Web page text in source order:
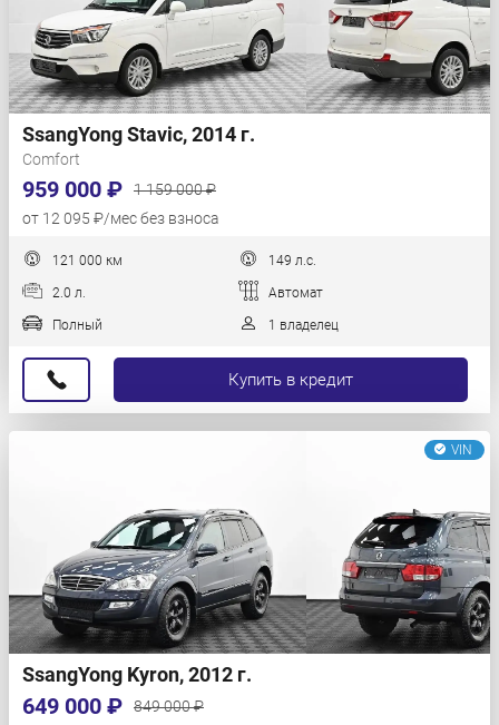
SsangYong Stavic, 2014 г.
Comfort
959 000 ₽
1 159 000 ₽
от 12 095 ₽/мес без взноса
121 000 км 149 л.с.
2.0 л. Автомат
Полный 1 владелец
Купить в кредит
VIN
SsangYong Kyron, 2012 г.
649 000 ₽
849 000 ₽